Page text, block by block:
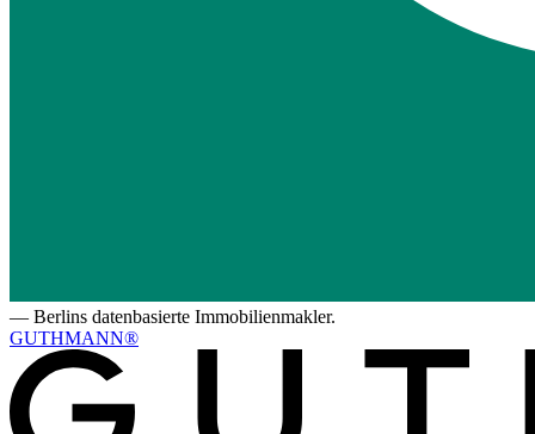
— Berlins datenbasierte Immobilienmakler.
GUTHMANN®